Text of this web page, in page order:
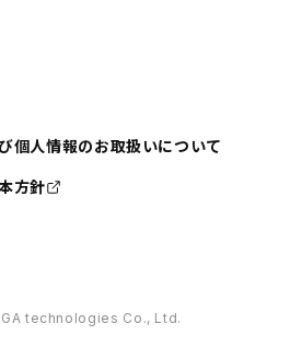
個人情報のお取扱いについて
方針
technologies Co., Ltd.